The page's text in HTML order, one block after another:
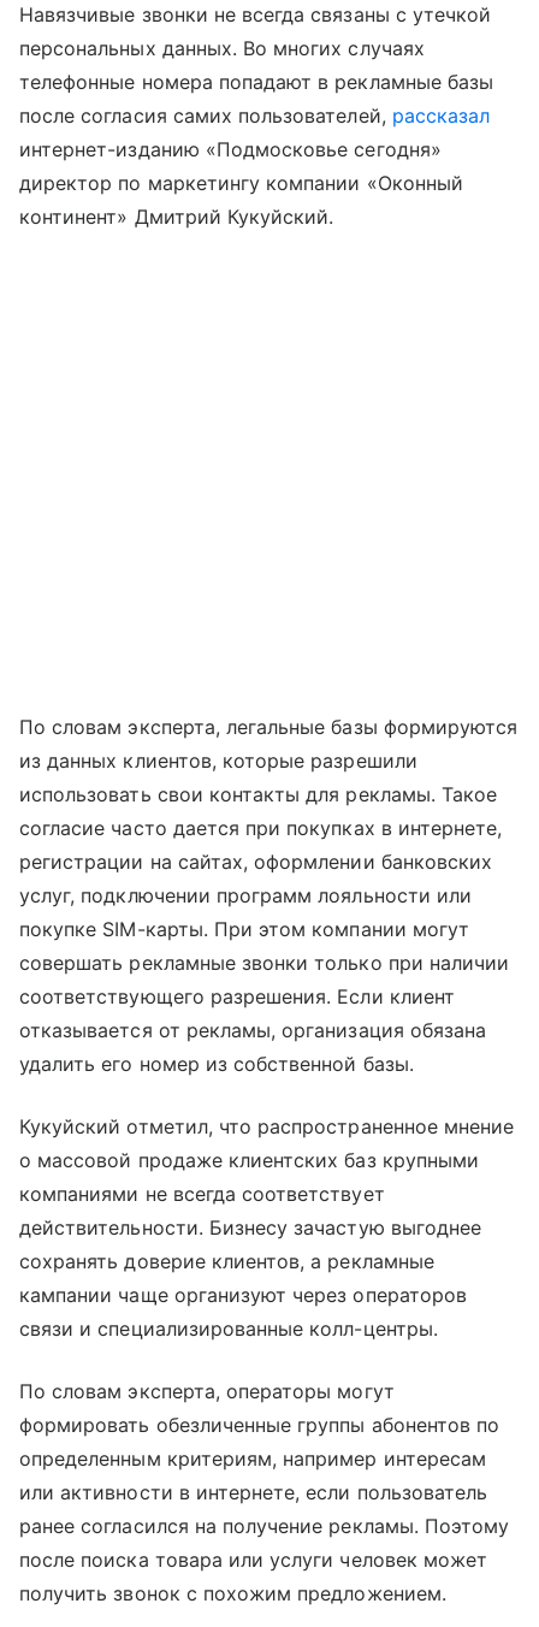
Навязчивые звонки не всегда связаны с утечкой
персональных данных. Во многих случаях
телефонные номера попадают в рекламные базы
после согласия самих пользователей, рассказал
интернет-изданию «Подмосковье сегодня»
директор по маркетингу компании «Оконный
континент» Дмитрий Кукуйский.
По словам эксперта, легальные базы формируются
из данных клиентов, которые разрешили
использовать свои контакты для рекламы. Такое
согласие часто дается при покупках в интернете,
регистрации на сайтах, оформлении банковских
услуг, подключении программ лояльности или
покупке SIM-карты. При этом компании могут
совершать рекламные звонки только при наличии
соответствующего разрешения. Если клиент
отказывается от рекламы, организация обязана
удалить его номер из собственной базы.
Кукуйский отметил, что распространенное мнение
о массовой продаже клиентских баз крупными
компаниями не всегда соответствует
действительности. Бизнесу зачастую выгоднее
сохранять доверие клиентов, а рекламные
кампании чаще организуют через операторов
связи и специализированные колл-центры.
По словам эксперта, операторы могут
формировать обезличенные группы абонентов по
определенным критериям, например интересам
или активности в интернете, если пользователь
ранее согласился на получение рекламы. Поэтому
после поиска товара или услуги человек может
получить звонок с похожим предложением.